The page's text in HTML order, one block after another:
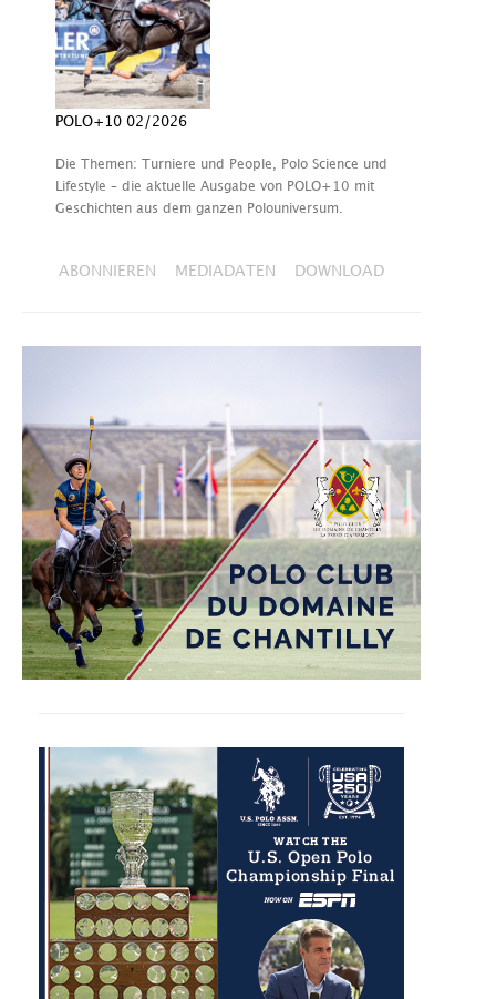
POLO+10 02/2026
Die Themen: Turniere und People, Polo Science und
Lifestyle – die aktuelle Ausgabe von POLO+10 mit
Geschichten aus dem ganzen Polouniversum.
ABONNIEREN MEDIADATEN DOWNLOAD